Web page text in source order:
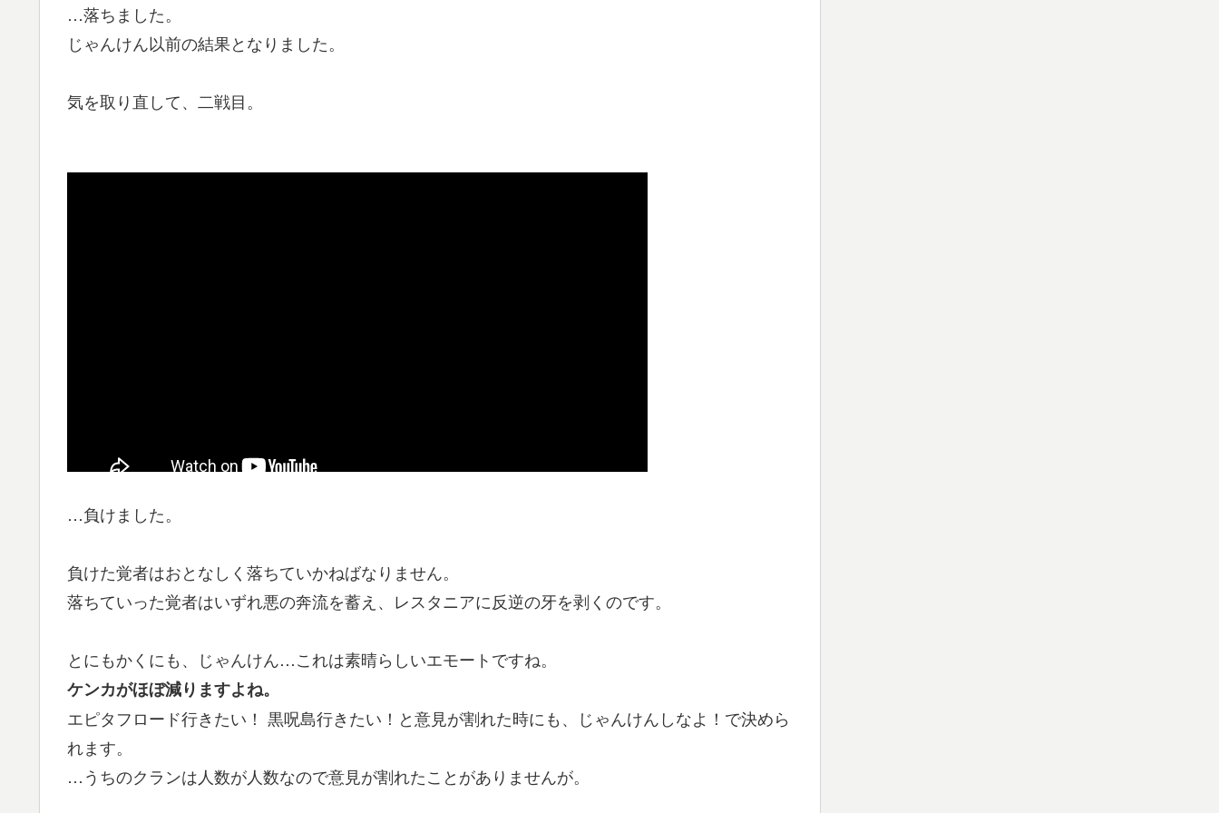
…落ちました。
じゃんけん以前の結果となりました。
気を取り直して、二戦目。
…負けました。
負けた覚者はおとなしく落ちていかねばなりません。
落ちていった覚者はいずれ悪の奔流を蓄え、レスタニアに反逆の牙を剥くのです。
とにもかくにも、じゃんけん…これは素晴らしいエモートですね。
ケンカがほぼ減りますよね。
エピタフロード行きたい！ 黒呪島行きたい！と意見が割れた時にも、じゃんけんしなよ！で決めら
れます。
…うちのクランは人数が人数なので意見が割れたことがありませんが。